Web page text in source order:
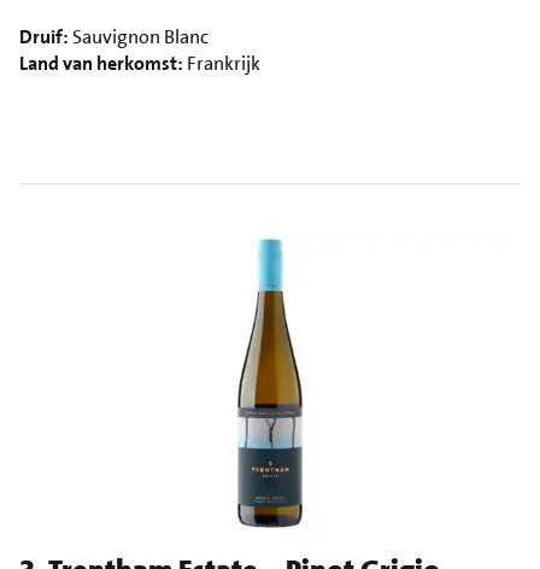
Druif:Sauvignon Blanc
Land van herkomst: Frankrijk